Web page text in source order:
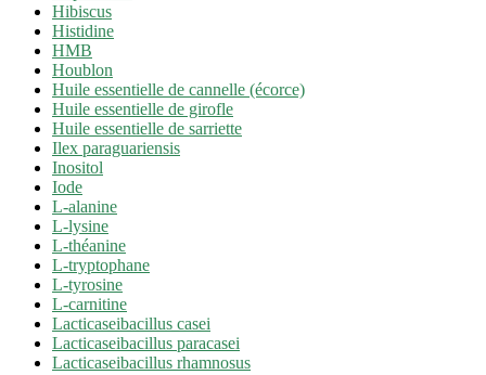
Hibiscus
Histidine
HMB
Houblon
Huile essentielle de cannelle (écorce)
Huile essentielle de girofle
Huile essentielle de sarriette
Ilex paraguariensis
Inositol
Iode
L-alanine
L-lysine
L-théanine
L-tryptophane
L-tyrosine
L-carnitine
Lacticaseibacillus casei
Lacticaseibacillus paracasei
Lacticaseibacillus rhamnosus